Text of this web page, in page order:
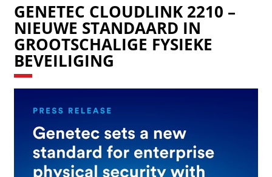
GENETEC CLOUDLINK 2210 –
NIEUWE STANDAARD IN
GROOTSCHALIGE FYSIEKE
BEVEILIGING